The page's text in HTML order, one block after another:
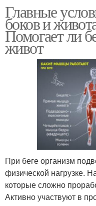
Главные
боков и
Помогает ли
живот
При беге организм
физической нагрузке.
которые сложно
Активно участвуют в